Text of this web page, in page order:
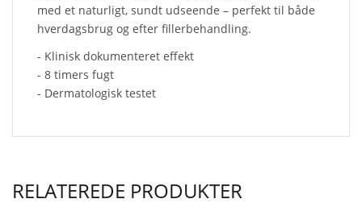
med et naturligt, sundt udseende – perfekt til både
hverdagsbrug og efter fillerbehandling.
- Klinisk dokumenteret effekt
- 8 timers fugt
- Dermatologisk testet
RELATEREDE PRODUKTER